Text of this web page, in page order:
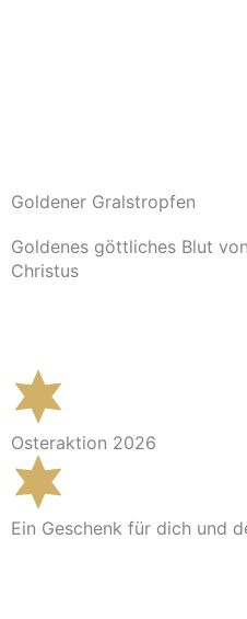
Goldener Gralstropfen
Goldenes göttliches Blut
Christus
Osteraktion 2026
Ein Geschenk für dich und